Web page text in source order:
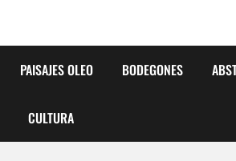
PAISAJES OLEO BODEGONES
CULTURA